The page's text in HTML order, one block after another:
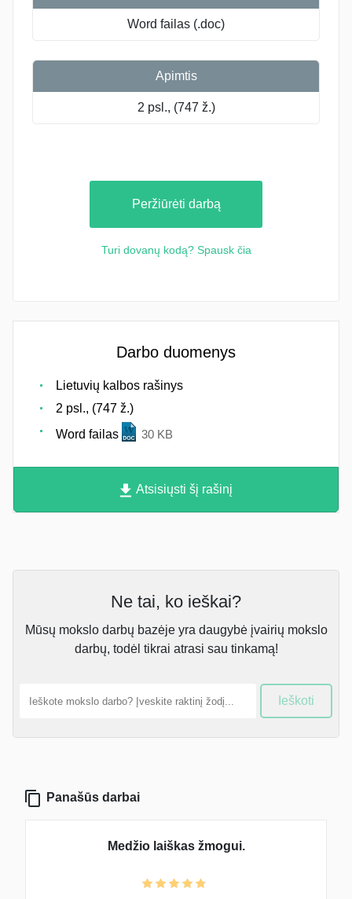
Word failas (.doc)
Apimtis
2 psl., (747 ž.)
Peržiūrėti darbą
Turi dovanų kodą? Spausk čia
Darbo duomenys
Lietuvių kalbos rašinys
2 psl., (747 ž.)
Word failas
30 KB
Atsisiųsti šį rašinį
Ne tai, ko ieškai?
Mūsų mokslo darbų bazėje yra daugybė įvairių mokslo
darbų, todėl tikrai atrasi sau tinkamą!
Ieškoti
Panašūs darbai
Medžio laiškas žmogui.